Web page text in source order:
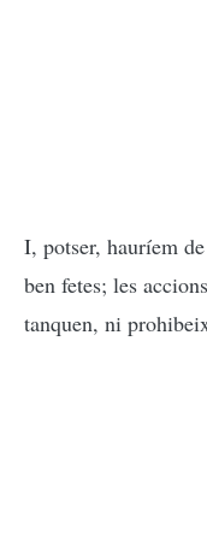
I, potser, hauríem
ben fetes; les
tanquen, ni